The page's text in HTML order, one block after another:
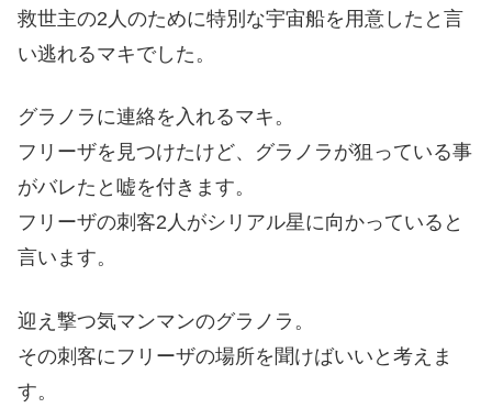
救世主の2人のために特別な宇宙船を用意したと言
い逃れるマキでした。
グラノラに連絡を入れるマキ。
フリーザを見つけたけど、グラノラが狙っている事
がバレたと嘘を付きます。
フリーザの刺客2人がシリアル星に向かっていると
言います。
迎え撃つ気マンマンのグラノラ。
その刺客にフリーザの場所を聞けばいいと考えま
す。